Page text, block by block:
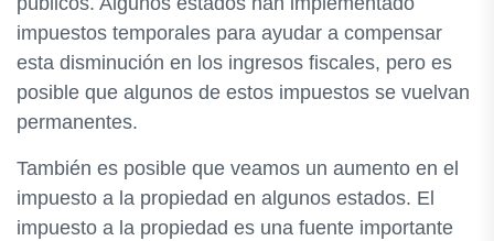
impuestos temporales para ayudar a compensar
esta disminución en los ingresos fiscales, pero es
posible que algunos de estos impuestos se vuelvan
permanentes.
También es posible que veamos un aumento en el
impuesto a la propiedad en algunos estados. El
impuesto a la propiedad es una fuente importante